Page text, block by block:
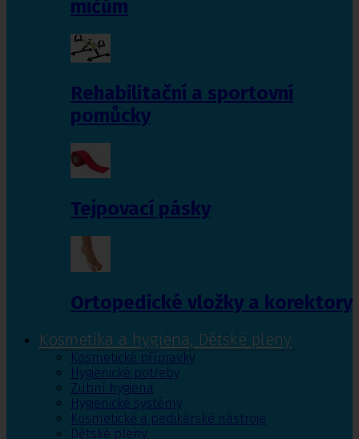
míčům
Rehabilitační a sportovní
pomůcky
Tejpovací pásky
Ortopedické vložky a korektory
Kosmetika a hygiena, Dětské pleny
Kosmetické přípravky
Hygienické potřeby
Zubní hygiena
Hygienické systémy
Kosmetické a pedikérské nástroje
Dětské pleny